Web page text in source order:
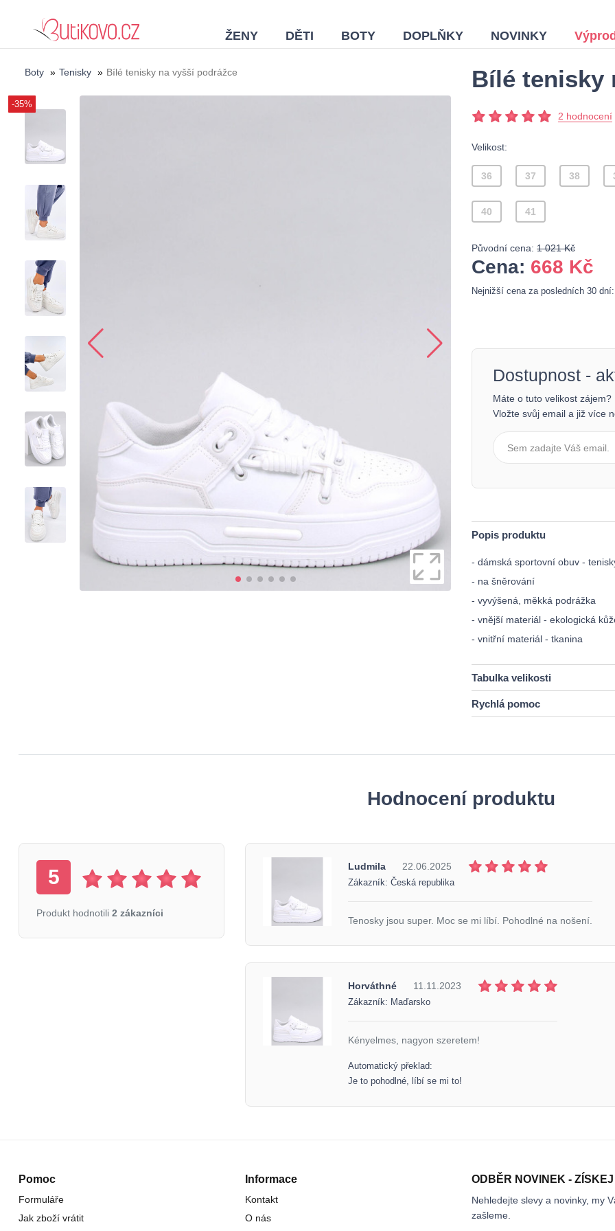
ŽENY DĚTI BOTY DOPLŇKY NOVINKY
Boty » Tenisky » Bílé tenisky na vyšší podrážce
-35%
Bílé tenisky
2 hodnocení
Velikost:
36 37 38
40 41
Původní cena: 1 021 Kč
Cena: 668 Kč
Nejnižší cena za posledních 30
Dostupnost -
Máte o tuto velikost zájem?
Vložte svůj email a již více
Popis produktu
- dámská sportovní obuv -
- na šněrování
- vyvýšená, měkká podrážka
- vnější materiál - ekologická
- vnitřní materiál - tkanina
Tabulka velikosti
Rychlá pomoc
Hodnocení produktu
5
Produkt hodnotili 2 zákazníci
Ludmila 22.06.2025
Zákazník: Česká republika
Tenosky jsou super. Moc se mi líbí. Pohodlné na nošení.
Horváthné 11.11.2023
Zákazník: Maďarsko
Kényelmes, nagyon szeretem!
Automatický překlad:
Je to pohodlné, líbí se mi to!
Pomoc
Formuláře
Jak zboží vrátit
Informace
Kontakt
O nás
ODBĚR NOVINEK -
Nehledejte slevy a novinky, my
zašleme.